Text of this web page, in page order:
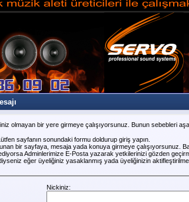
olmayan bir yere girmeye çalışıyorsunuz. Bunun sebebleri
sayfanın sonundaki formu doldurup giriş yapın.
bir sayfaya, mesaja yada konuya girmeye çalışıyorsunuz.
Adminlerimize E-Posta yazarak yetkilerinizi gözden
eğer üyeliğiniz yasaklanmış yada üyeliğinizin
Nickiniz: